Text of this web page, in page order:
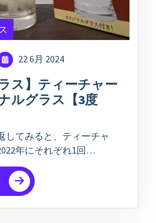
22 6月 2024
ス】ティーチャー
ルグラス【3度
してみると、ティーチャ
年にそれぞれ1回…